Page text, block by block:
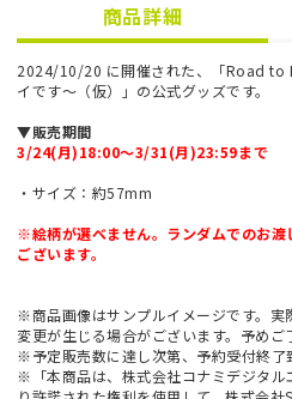
商品詳細
2024/10/20 に開催された、「Road to
イです～（仮）」の公式グッズです。
▼販売期間
3/24(月)18:00〜3/31(月)23:59まで
・サイズ：約57mm
※絵柄が選べません。ランダムでのお
ございます。
※商品画像はサンプルイメージです。実
変更が生じる場合がございます。予めご
※予定販売数に達し次第、予約受付終了
※「本商品は、株式会社コナミデジタル